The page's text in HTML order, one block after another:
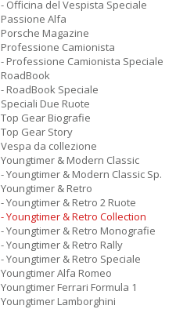
- Officina del Vespista Speciale
Passione Alfa
Porsche Magazine
Professione Camionista
- Professione Camionista Speciale
RoadBook
- RoadBook Speciale
Speciali Due Ruote
Top Gear Biografie
Top Gear Story
Vespa da collezione
Youngtimer & Modern Classic
- Youngtimer & Modern Classic Sp.
Youngtimer & Retro
- Youngtimer & Retro 2 Ruote
- Youngtimer & Retro Collection
- Youngtimer & Retro Monografie
- Youngtimer & Retro Rally
- Youngtimer & Retro Speciale
Youngtimer Alfa Romeo
Youngtimer Ferrari Formula 1
Youngtimer Lamborghini